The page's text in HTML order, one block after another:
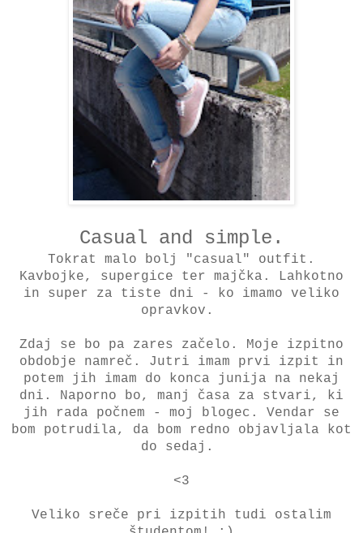
Casual and simple.
Tokrat malo bolj "casual" outfit.
Kavbojke, supergice ter majčka. Lahkotno
in super za tiste dni - ko imamo veliko
opravkov.
Zdaj se bo pa zares začelo. Moje izpitno
obdobje namreč. Jutri imam prvi izpit in
potem jih imam do konca junija na nekaj
dni. Naporno bo, manj časa za stvari, ki
jih rada počnem - moj blogec. Vendar se
bom potrudila, da bom redno objavljala kot
do sedaj.
<3
Veliko sreče pri izpitih tudi ostalim